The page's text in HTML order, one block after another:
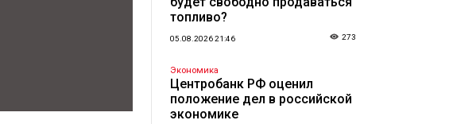
топливо?
05.08.2026 21:46 273
Экономика
Центробанк РФ оценил
положение дел в российской
экономике